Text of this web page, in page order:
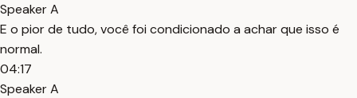
Speaker A
E o pior de tudo, você foi condicionado a achar que isso é
normal.
04:17
Speaker A